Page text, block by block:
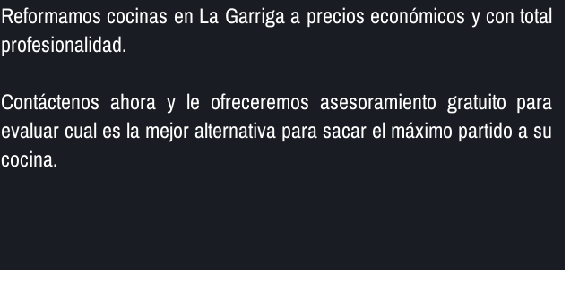
Reformamos cocinas en La Garriga a precios económicos y con total
profesionalidad.
Contáctenos ahora y le ofreceremos asesoramiento gratuito para
evaluar cual es la mejor alternativa para sacar el máximo partido a su
cocina.